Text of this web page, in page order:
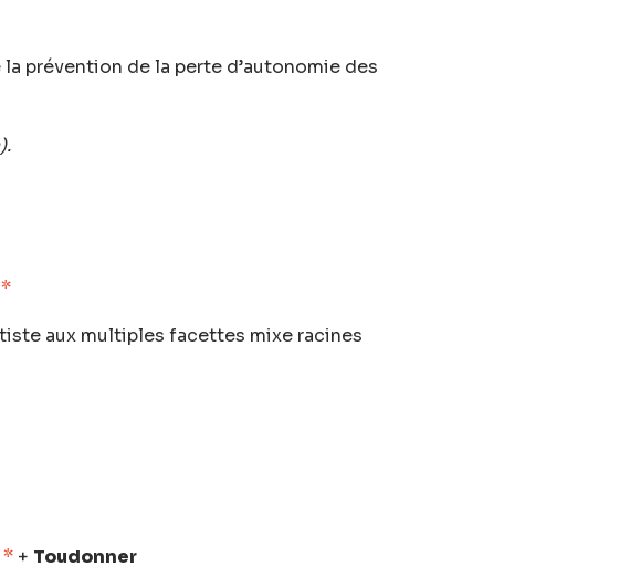
prévention de la perte d’autonomie des
*
aux multiples facettes mixe racines
* + Toudonner